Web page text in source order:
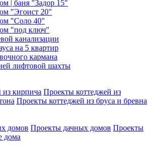
| баня "Задор 15"
"Эгоист 20"
"Соло 40"
"под ключ"
канализации
на 5 квартир
кармана
лифтовой шахты
из кирпича Проекты коттеджей из
Проекты коттеджей из бруса и бревна
домов Проекты дачных домов Проекты
дома